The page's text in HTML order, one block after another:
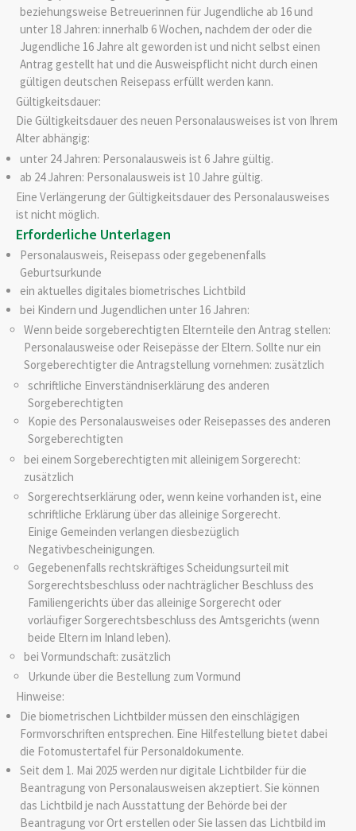
beziehungsweise Betreuerinnen für Jugendliche ab 16 und
unter 18 Jahren: innerhalb 6 Wochen, nachdem der oder die
Jugendliche 16 Jahre alt geworden ist und nicht selbst einen
Antrag gestellt hat und die Ausweispflicht nicht durch einen
gültigen deutschen Reisepass erfüllt werden kann.
Gültigkeitsdauer:
Die Gültigkeitsdauer des neuen Personalausweises ist von Ihrem
Alter abhängig:
unter 24 Jahren: Personalausweis ist 6 Jahre gültig.
ab 24 Jahren: Personalausweis ist 10 Jahre gültig.
Eine Verlängerung der Gültigkeitsdauer des Personalausweises
ist nicht möglich.
Erforderliche Unterlagen
Personalausweis, Reisepass oder gegebenenfalls
Geburtsurkunde
ein aktuelles digitales biometrisches Lichtbild
bei Kindern und Jugendlichen unter 16 Jahren:
Wenn beide sorgeberechtigten Elternteile den Antrag stellen:
Personalausweise oder Reisepässe der Eltern. Sollte nur ein
Sorgeberechtigter die Antragstellung vornehmen: zusätzlich
schriftliche Einverständniserklärung des anderen
Sorgeberechtigten
Kopie des Personalausweises oder Reisepasses des anderen
Sorgeberechtigten
bei einem Sorgeberechtigten mit alleinigem Sorgerecht:
zusätzlich
Sorgerechtserklärung oder, wenn keine vorhanden ist, eine
schriftliche Erklärung über das alleinige Sorgerecht.
Einige Gemeinden verlangen diesbezüglich
Negativbescheinigungen.
Gegebenenfalls rechtskräftiges Scheidungsurteil mit
Sorgerechtsbeschluss oder nachträglicher Beschluss des
Familiengerichts über das alleinige Sorgerecht oder
vorläufiger Sorgerechtsbeschluss des Amtsgerichts (wenn
beide Eltern im Inland leben).
bei Vormundschaft: zusätzlich
Urkunde über die Bestellung zum Vormund
Hinweise:
Die biometrischen Lichtbilder müssen den einschlägigen
Formvorschriften entsprechen. Eine Hilfestellung bietet dabei
die Fotomustertafel für Personaldokumente.
Seit dem 1. Mai 2025 werden nur digitale Lichtbilder für die
Beantragung von Personalausweisen akzeptiert. Sie können
das Lichtbild je nach Ausstattung der Behörde bei der
Beantragung vor Ort erstellen oder Sie lassen das Lichtbild im